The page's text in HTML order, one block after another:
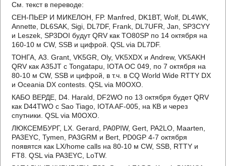
См. текст в переводе:
СЕН-ПЬЕР И МИКЕЛОН, FP. Manfred, DK1BT, Wolf, DL4WK,
Annette, DL6SAK, Sigi, DL7DF, Frank, DL7UFR, Jan, SP3CYY
и Leszek, SP3DOI будут QRV как TO80SP по 14 октября на
160-10 м CW, SSB и цифрой. QSL via DL7DF.
ТОНГА, A3. Grant, VK5GR, Oly, VK5XDX и Andrew, VK5AKH
QRV как A35JT с Tongatapu, IOTA OC 049, по 7 октября на
80-10 м CW, SSB и цифрой, в т.ч. в CQ World Wide RTTY DX
и Oceania DX contests. QSL via M0OXO.
КАБО ВЕРДЕ, D4. Harald, DF2WO по 13 октября будет QRV
как D44TWO с Sao Tiago, IOTA AF-005, на КВ и через
спутники. QSL via M0OXO.
ЛЮКСЕМБУРГ, LX. Gerard, PA0PIW, Gert, PA2LO, Maarten,
PA3EYC, Tymen, PA3GRM и Bert, PD0GP 4-7 октября
появятся как LX/home calls на 80-10 м CW, SSB, RTTY и
FT8. QSL via PA3EYC, LoTW.